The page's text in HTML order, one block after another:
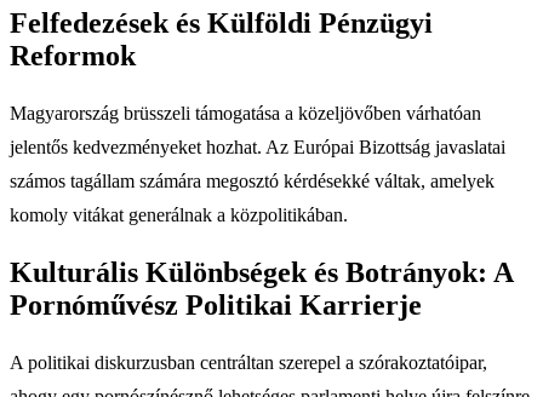
Felfedezések és Külföldi Pénzügyi
Reformok
Magyarország brüsszeli támogatása a közeljövőben várhatóan
jelentős kedvezményeket hozhat. Az Európai Bizottság javaslatai
számos tagállam számára megosztó kérdésekké váltak, amelyek
komoly vitákat generálnak a közpolitikában.
Kulturális Különbségek és Botrányok: A
Pornóművész Politikai Karrierje
A politikai diskurzusban centráltan szerepel a szórakoztatóipar,